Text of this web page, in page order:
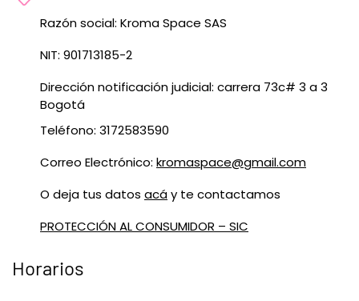
Razón social: Kroma Space SAS
NIT: 901713185-2
Dirección notificación judicial: carrera 73c# 3 a 3
Bogotá
Teléfono: 3172583590
Correo Electrónico: kromaspace@gmail.com
O deja tus datos acáy te contactamos
PROTECCIÓN AL CONSUMIDOR – SIC
Horarios